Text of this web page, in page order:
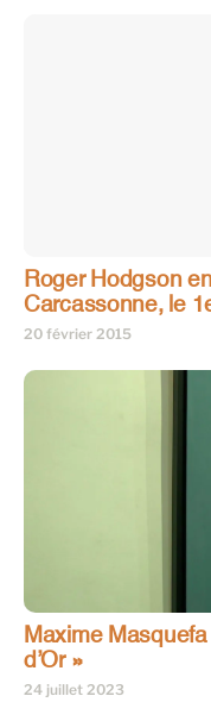
Roger Hodgson
Carcassonne, le
20 février 2015
Maxime
d’Or »
24 juillet 2023